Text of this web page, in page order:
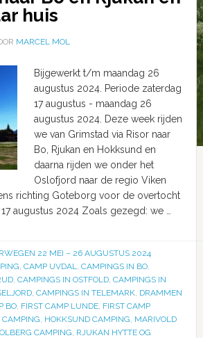
huis
MARCEL MOL
Bijgewerkt t/m maandag 26
augustus 2024. Periode zaterdag
17 augustus - maandag 26
augustus 2024. Deze week rijden
we van Grimstad via Risor naar
Bo, Rjukan en Hokksund en
daarna rijden we onder het
Oslofjord naar de regio Viken
richting Goteborg voor de overtocht
augustus 2024 Zoals gezegd: we …
22 MEI – 26 AUGUSTUS 2024
, CAMP UVDAL, CAMPINGS IN BO,
, CAMPINGS IN OSTFOLD, CAMPINGS IN
, CAMPINGS IN TELEMARK, DRAMMEN
BO, FIRST CAMP LUNDE, FIRST CAMP
CAMPING, HOKKSUND CAMPING, MARIVOLD
OLBERG CAMPING, RJUKAN HYTTE OG